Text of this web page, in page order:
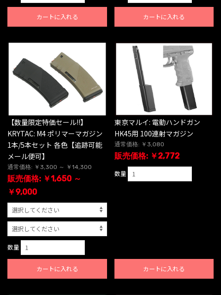
カートに入れる カートに入れる
【数量限定特価セール!!】
KRYTAC: M4 ポリマーマガジン
1本/5本セット 各色【追跡可能
メール便可】
通常価格: ￥3,300 ～ ￥14,300
販売価格: ￥1,650 ～
￥9,000
数量
カートに入れる
東京マルイ: 電動ハンドガン
HK45用 100連射マガジン
通常価格: ￥3,080
販売価格: ￥2,772
数量
カートに入れる